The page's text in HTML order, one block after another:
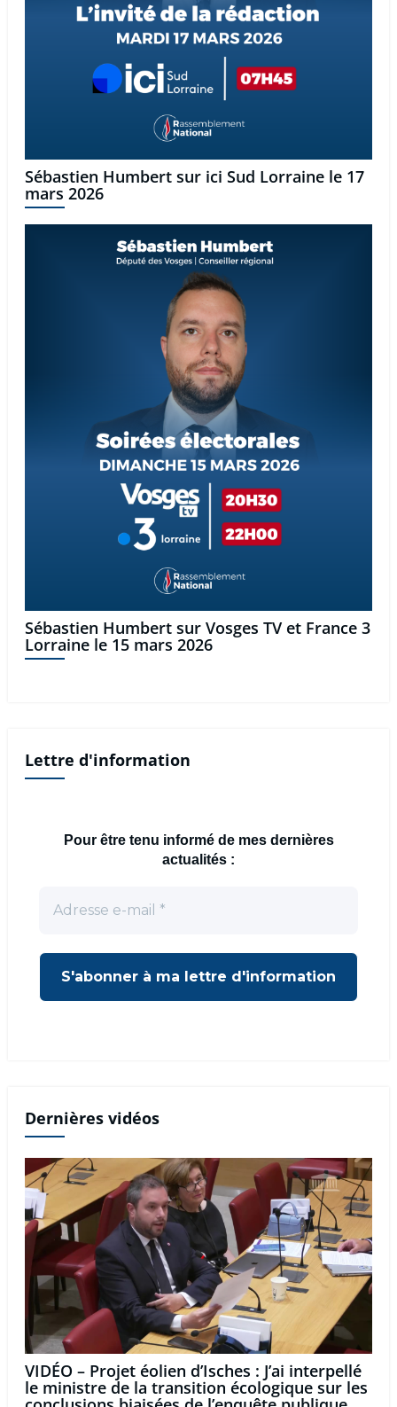
Sébastien Humbert sur ici Sud Lorraine le 17
mars 2026
Sébastien Humbert sur Vosges TV et France 3
Lorraine le 15 mars 2026
Lettre d'information
Pour être tenu informé de mes dernières
actualités :
Dernières vidéos
VIDÉO – Projet éolien d’Isches : J’ai interpellé
le ministre de la transition écologique sur les